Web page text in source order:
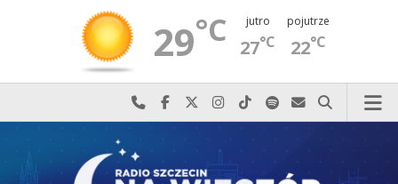
29°C jutro
27°C
pojutrze
22°C
Najlepiej po prostu do nas zadzwoń
Odwiedź nas na Facebook-u
Odwiedź nas na X
Odwiedź nas na Instagram-ie
Odwiedź nas na TikTok-u
Szukaj nas na Spotify
Wyślij do nas
Szukaj